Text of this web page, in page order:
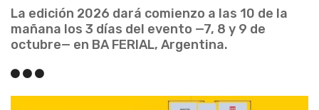
La edición 2026 dará comienzo a las 10 de la
mañana los 3 días del evento —7, 8 y 9 de
octubre— en BA FERIAL, Argentina.